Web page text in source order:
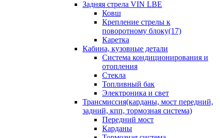
Задняя стрела VIN LBE
Ковш
Крепление стрелы к
поворотному блоку(17)
Каретка
Кабина, кузовные детали
Система кондиционирования и
отопления
Стекла
Топливный бак
Электроника и свет
Трансмиссия(карданы, мост передний,
задний, кпп, тормозная система)
Передний мост
Карданы